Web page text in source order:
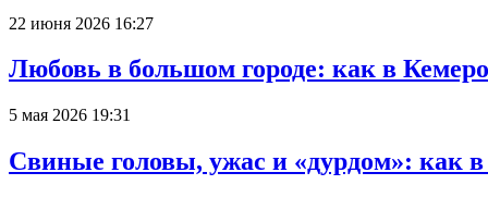
22 июня 2026 16:27
Любовь в большом городе: как в
5 мая 2026 19:31
Свиные головы, ужас и «дурдом»: как